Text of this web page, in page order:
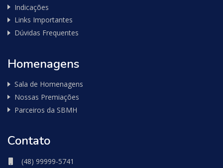
Indicações
Links Importantes
Dúvidas Frequentes
Homenagens
Sala de Homenagens
Nossas Premiações
Parceiros da SBMH
Contato
(48) 99999-5741